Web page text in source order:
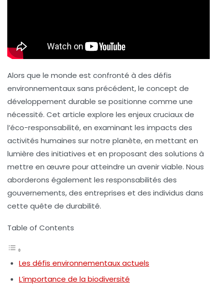
Alors que le monde est confronté à des défis
environnementaux sans précédent, le concept de
développement durable se positionne comme une
nécessité. Cet article explore les enjeux cruciaux de
l’éco-responsabilité, en examinant les impacts des
activités humaines sur notre planète, en mettant en
lumière des initiatives et en proposant des solutions à
mettre en œuvre pour atteindre un avenir viable. Nous
aborderons également les responsabilités des
gouvernements, des entreprises et des individus dans
cette quête de durabilité.
Table of Contents
Les défis environnementaux actuels
L’importance de la biodiversité